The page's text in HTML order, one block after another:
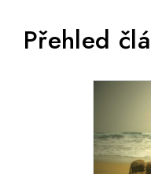
Přehled